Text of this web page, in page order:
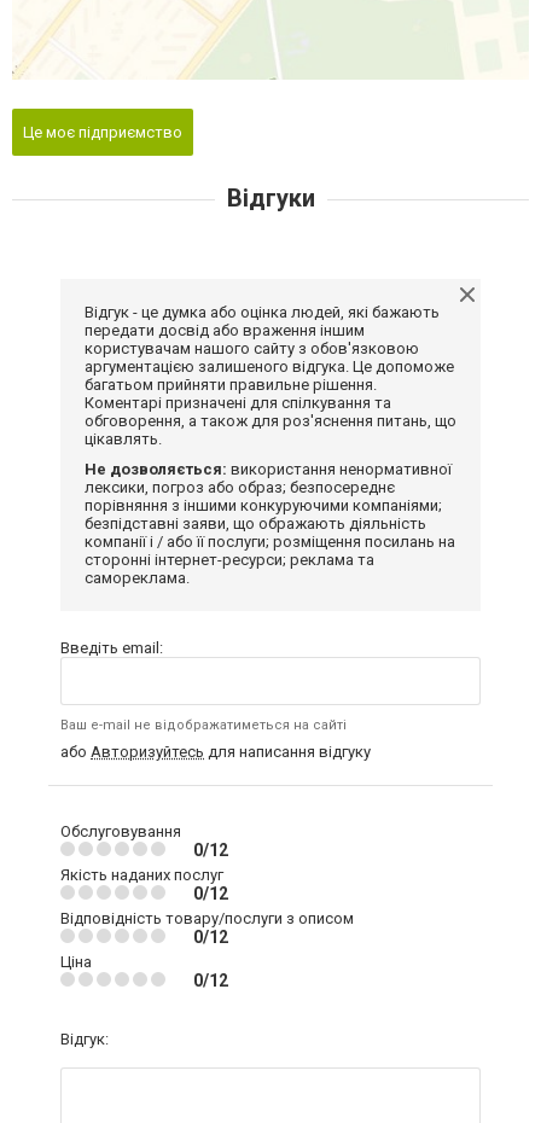
Це моє підприємство
Відгуки
Відгук - це думка або оцінка людей, які бажають
передати досвід або враження іншим
користувачам нашого сайту з обов'язковою
аргументацією залишеного відгука. Це допоможе
багатьом прийняти правильне рішення.
Коментарі призначені для спілкування та
обговорення, а також для роз'яснення питань, що
цікавлять.
Не дозволяється: використання ненормативної
лексики, погроз або образ; безпосереднє
порівняння з іншими конкуруючими компаніями;
безпідставні заяви, що ображають діяльність
компанії і / або її послуги; розміщення посилань на
сторонні інтернет-ресурси; реклама та
самореклама.
Введіть email:
Ваш e-mail не відображатиметься на сайті
або Авторизуйтесь для написання відгуку
Обслуговування
0/12
Якість наданих послуг
0/12
Відповідність товару/послуги з описом
0/12
Ціна
0/12
Відгук: